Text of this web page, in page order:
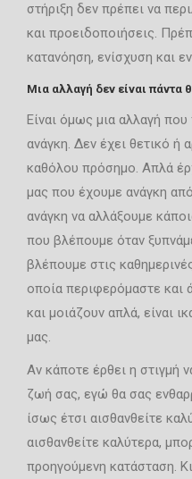
στήριξη δεν πρέπει να
και προειδοποιήσεις.
κατανόηση, ενίσχυση και
Μια αλλαγή δεν είναι πάντα
Είναι όμως μια αλλαγή
ανάγκη. Δεν έχει θετικό ή
καθόλου πρόσημο. Απλά
μας που έχουμε ανάγκη
ανάγκη να αλλάξουμε
που βλέπουμε όταν
βλέπουμε στις
οποία περιφερόμαστε και
και μοιάζουν απλά, είναι
μας.
Αν κάποτε έρθει η στιγμή
ζωή σας, εγώ θα σας
ίσως έτσι αισθανθείτε
αισθανθείτε καλύτερα,
προηγούμενη κατάσταση.